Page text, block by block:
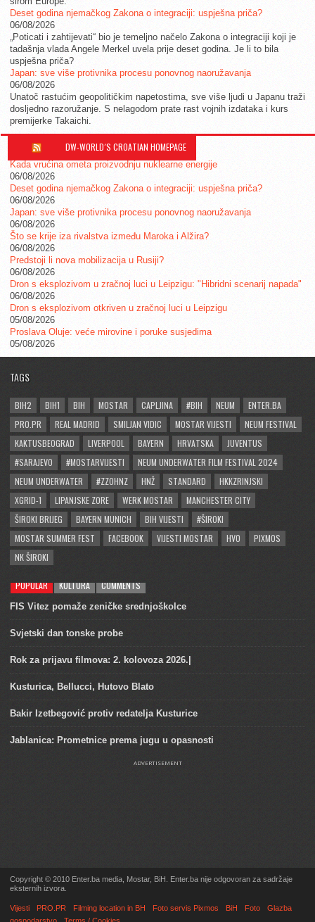
Deset godina njemačkog Zakona o integraciji: uspješna priča?
06/08/2026
„Poticati i zahtijevati“ bio je temeljno načelo Zakona o integraciji koji je
tadašnja vlada Angele Merkel uvela prije deset godina. Je li to bila
uspješna priča?
Japan: sve više protivnika procesu ponovnog naoružavanja
06/08/2026
Unatoč rastućim geopolitičkim napetostima, sve više ljudi u Japanu traži
dosljedno razoružanje. S nelagodom prate rast vojnih izdataka i kurs
premijerke Takaichi.
DW-WORLD´S CROATIAN HOMEPAGE
Kada vrućina ometa proizvodnju nuklearne energije
06/08/2026
Deset godina njemačkog Zakona o integraciji: uspješna priča?
06/08/2026
Japan: sve više protivnika procesu ponovnog naoružavanja
06/08/2026
Što se krije iza rivalstva između Maroka i Alžira?
06/08/2026
Predstoji li nova mobilizacija u Rusiji?
06/08/2026
Dron s eksplozivom u zračnoj luci u Leipzigu: "Hibridni scenarij napada"
06/08/2026
Dron s eksplozivom otkriven u zračnoj luci u Leipzigu
05/08/2026
Proslava Oluje: veće mirovine i poruke susjedima
05/08/2026
TAGS
BIH2 BIH1 BIH MOSTAR CAPLJINA #BIH NEUM
ENTER.BA
PRO.PR
REAL MADRID SMILJAN VIDIC MOSTAR VIJESTI
NEUM FESTIVAL
KAKTUSBEOGRAD
LIVERPOOL BAYERN HRVATSKA
JUVENTUS
#SARAJEVO
#MOSTARVIJESTI
NEUM UNDERWATER FILM FESTIVAL 2024
NEUM UNDERWATER
#ZZOHNZ HNŽ STANDARD
HKKZRINJSKI
XGRID-1
LIPANJSKE ZORE WERK MOSTAR
MANCHESTER CITY
ŠIROKI BRIJEG
BAYERN MUNICH BIH VIJESTI
#ŠIROKI
MOSTAR SUMMER FEST
FACEBOOK VIJESTI MOSTAR HVO
PIXMOS
NK ŠIROKI
POPULAR KULTURA COMMENTS
FIS Vitez pomaže zeničke srednjoškolce
Svjetski dan tonske probe
Rok za prijavu filmova: 2. kolovoza 2026.|
Kusturica, Bellucci, Hutovo Blato
Bakir Izetbegović protiv redatelja Kusturice
Jablanica: Prometnice prema jugu u opasnosti
ADVERTISEMENT
Copyright © 2010 Enter.ba media, Mostar, BiH. Enter.ba nije odgovoran za sadržaje
eksternih izvora.
Vijesti PRO.PR Filming location in BH Foto servis Pixmos BiH Foto
Glazba